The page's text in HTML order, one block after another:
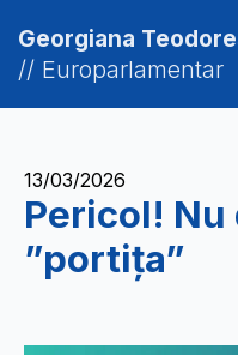
Georgiana
// Europarlamentar
13/03/2026
Pericol!
”portița”